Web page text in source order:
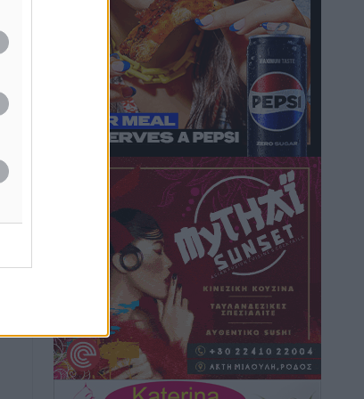
Τοπικές Ειδήσεις • πριν 7 ώρες
Iατρικός Σύλλογος Ροδου προς Α.
Γεωργιάδη: Στρατηγικές Προτάσεις για
την Ενίσχυση της Δημόσιας Υγείας στη
Νησιωτική Ελλάδα και στα
Νοσοκομεία της Γ΄ Ζώνης
Τοπικές Ειδήσεις• πριν 7 ώρες
Πάνθηρες: Ξεκίνησαν αισιόδοξοι για
την παρθενική “πτήση” τους
Αθλητικά• πριν 7 ώρες
Άρης Αρχαγγέλου: Στο πλευρό του
άτυχου Ιάκωβου Θωμά
Αθλητικά• πριν 7 ώρες